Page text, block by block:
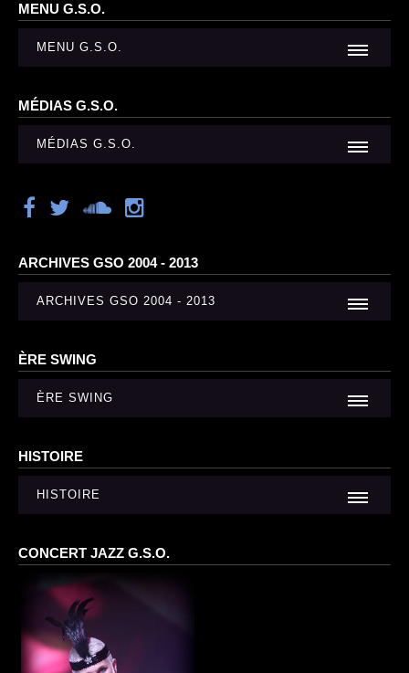
MENU G.S.O.
MENU G.S.O.
MÉDIAS G.S.O.
MÉDIAS G.S.O.
ARCHIVES GSO 2004 - 2013
ARCHIVES GSO 2004 - 2013
ÈRE SWING
ÈRE SWING
HISTOIRE
HISTOIRE
CONCERT JAZZ G.S.O.